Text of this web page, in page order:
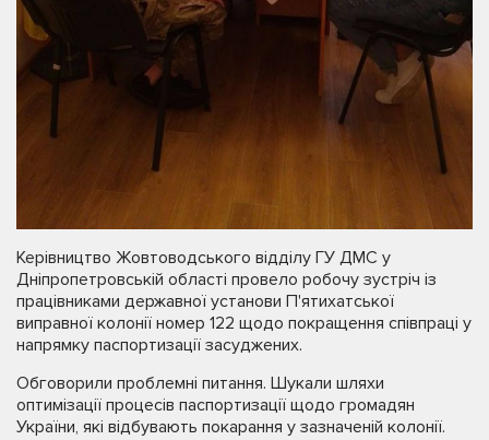
Керівництво Жовтоводського відділу ГУ ДМС у
Дніпропетровській області провело робочу зустріч із
працівниками державної установи П'ятихатської
виправної колонії номер 122 щодо покращення співпраці у
напрямку паспортизації засуджених.
Обговорили проблемні питання. Шукали шляхи
оптимізації процесів паспортизації щодо громадян
України, які відбувають покарання у зазначеній колонії.